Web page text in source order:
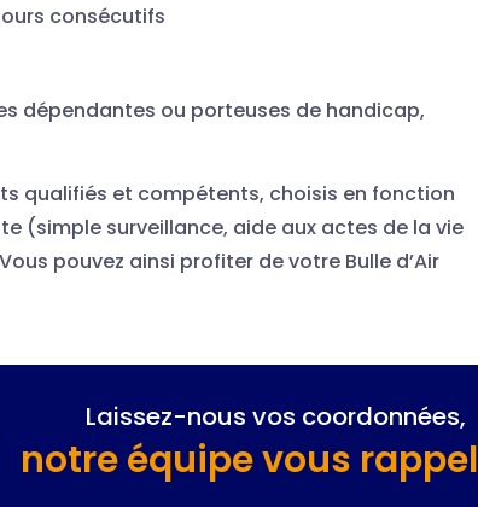
consécutifs
dépendantes ou porteuses de handicap,
qualifiés et compétents, choisis en fonction
(simple surveillance, aide aux actes de la vie
pouvez ainsi profiter de votre Bulle d’Air
Laissez-nous vos coordonnées,
notre équipe vous